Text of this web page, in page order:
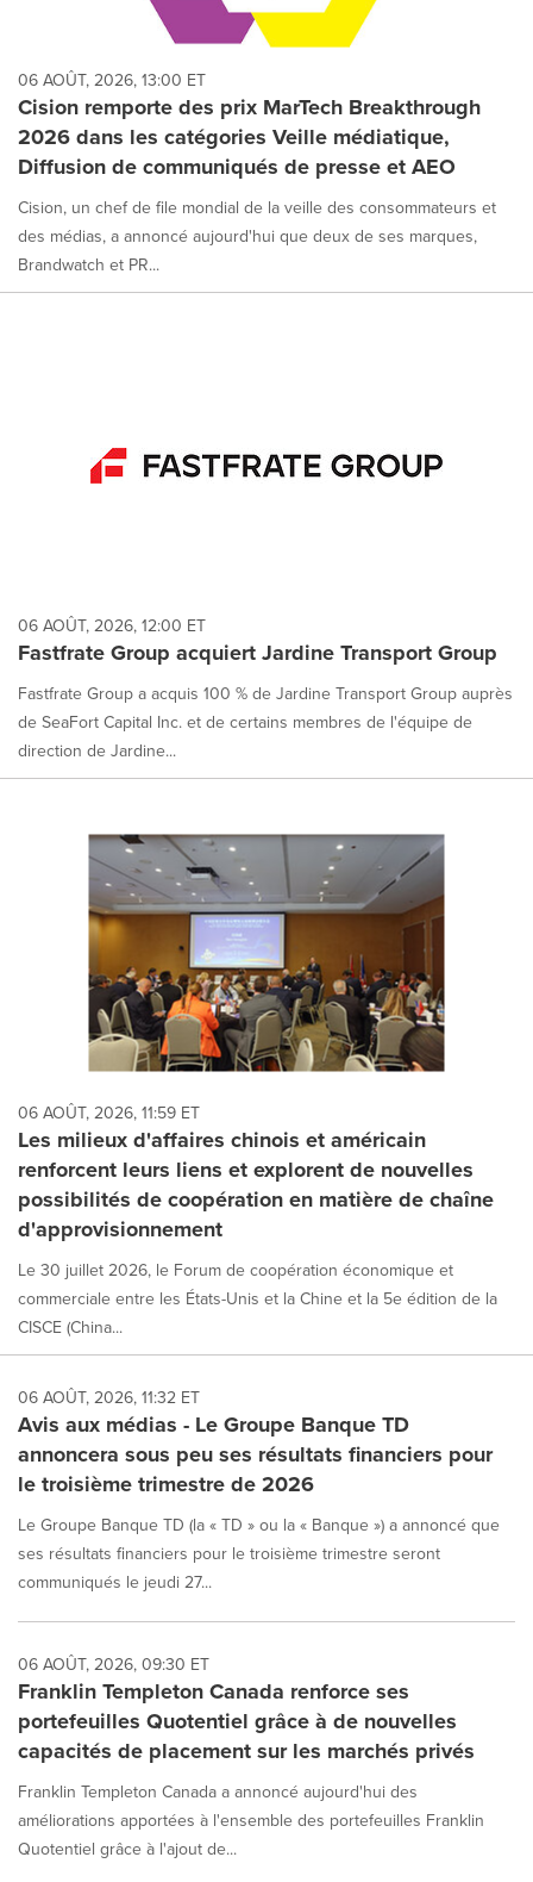
06 AOÛT, 2026, 13:00 ET
Cision remporte des prix MarTech Breakthrough
2026 dans les catégories Veille médiatique,
Diffusion de communiqués de presse et AEO
Cision, un chef de file mondial de la veille des consommateurs et
des médias, a annoncé aujourd'hui que deux de ses marques,
Brandwatch et PR...
06 AOÛT, 2026, 12:00 ET
Fastfrate Group acquiert Jardine Transport Group
Fastfrate Group a acquis 100 % de Jardine Transport Group auprès
de SeaFort Capital Inc. et de certains membres de l'équipe de
direction de Jardine...
06 AOÛT, 2026, 11:59 ET
Les milieux d'affaires chinois et américain
renforcent leurs liens et explorent de nouvelles
possibilités de coopération en matière de chaîne
d'approvisionnement
Le 30 juillet 2026, le Forum de coopération économique et
commerciale entre les États-Unis et la Chine et la 5e édition de la
CISCE (China...
06 AOÛT, 2026, 11:32 ET
Avis aux médias - Le Groupe Banque TD
annoncera sous peu ses résultats financiers pour
le troisième trimestre de 2026
Le Groupe Banque TD (la « TD » ou la « Banque ») a annoncé que
ses résultats financiers pour le troisième trimestre seront
communiqués le jeudi 27...
06 AOÛT, 2026, 09:30 ET
Franklin Templeton Canada renforce ses
portefeuilles Quotentiel grâce à de nouvelles
capacités de placement sur les marchés privés
Franklin Templeton Canada a annoncé aujourd'hui des
améliorations apportées à l'ensemble des portefeuilles Franklin
Quotentiel grâce à l'ajout de...